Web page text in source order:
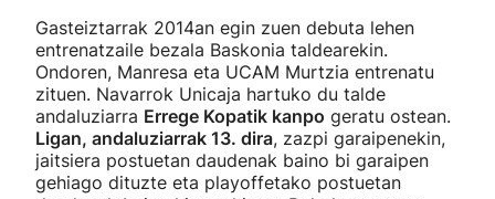
Gasteiztarrak 2014an egin zuen debuta lehen
entrenatzaile bezala Baskonia taldearekin.
Ondoren, Manresa eta UCAM Murtzia entrenatu
zituen. Navarrok Unicaja hartuko du talde
andaluziarra Errege Kopatik kanpo geratu ostean.
Ligan, andaluziarrak 13. dira, zazpi garaipenekin,
jaitsiera postuetan daudenak baino bi garaipen
gehiago dituzte eta playoffetako postuetan